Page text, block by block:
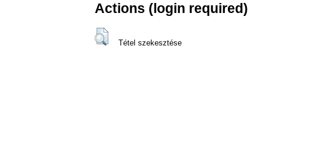
Actions (login required)
Tétel szekesztése